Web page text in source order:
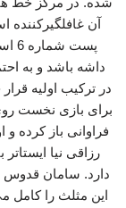
آن
داشه باشد و به
در ترکیب اولیه
برای بازی نخست
فراوانی باز کرده
رزاقی نیا
این مثلث را کامل